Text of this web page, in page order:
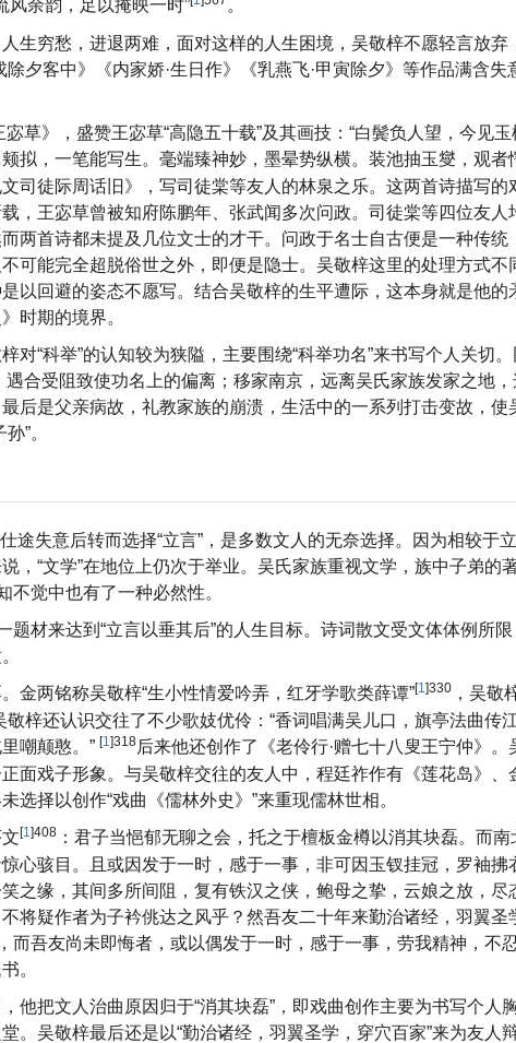
风余韵，足以掩映一时” 。
生穷愁，进退两难，面对这样的人生困境，吴敬梓不愿轻言放弃
夕客中》《内家娇·生日作》《乳燕飞·甲寅除夕》等作品满含
草》，盛赞王宓草“高隐五十载”及其画技：“白鬓负人望，今见
拟，一笔能写生。毫端臻神妙，墨晕势纵横。装池抽玉燮，观者
司徒际周话旧》，写司徒棠等友人的林泉之乐。这两首诗描写的
，王宓草曾被知府陈鹏年、张武闻多次问政。司徒棠等四位友人
两首诗都未提及几位文士的才干。问政于名士自古便是一种传统
可能完全超脱俗世之外，即便是隐士。吴敬梓这里的处理方式不
以回避的姿态不愿写。结合吴敬梓的生平遭际，这本身就是他的
时期的境界。
对“科举”的认知较为狭隘，主要围绕“科举功名”来书写个人关切
遇合受阻致使功名上的偏离；移家南京，远离吴氏家族发家之地
后是父亲病故，礼教家族的崩溃，生活中的一系列打击变故，使
”。
途失意后转而选择“立言”，是多数文人的无奈选择。因为相较于
，“文学”在地位上仍次于举业。吴氏家族重视文学，族中子弟的
不觉中也有了一种必然性。
题材来达到“立言以垂其后”的人生目标。诗词散文受文体体例所限
金两铭称吴敬梓“生小性情爱吟弄，红牙学歌类薛谭”[1]330 ，吴敬
梓还认识交往了不少歌妓优伶：“香词唱满吴儿口，旗亭法曲传
嘲颠憨。” [1]318后来他还创作了《老伶行·赠七十八叟王宁仲》
面戏子形象。与吴敬梓交往的友人中，程廷祚作有《莲花岛》、
选择以创作“戏曲《儒林外史》”来重现儒林世相。
[1]408 ：君子当悒郁无聊之会，托之于檀板金樽以消其块磊。而
心骇目。且或因发于一时，感于一事，非可因玉钗挂冠，罗袖拂
之缘，其间多所间阻，复有铁汉之侠，鲍母之挚，云娘之放，尽
将疑作者为子衿佻达之风乎？然吾友二十年来勤治诸经，羽翼圣
而吾友尚未即悔者，或以偶发于一时，感于一事，劳我精神，不
。
他把文人治曲原因归于“消其块磊”，即戏曲创作主要为书写个人
。吴敬梓最后还是以“勤治诸经，羽翼圣学，穿穴百家”来为友人